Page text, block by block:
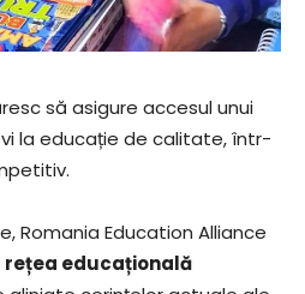
să asigure accesul unui
la educație de calitate, într-
Romania Education Alliance
rețea educațională